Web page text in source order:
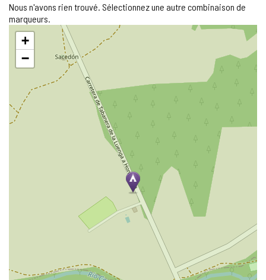
Nous n'avons rien trouvé. Sélectionnez une autre combinaison de
marqueurs.
Sauter
carte
+
−